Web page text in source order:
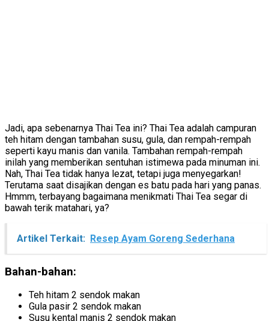
Jadi, apa sebenarnya Thai Tea ini? Thai Tea adalah campuran
teh hitam dengan tambahan susu, gula, dan rempah-rempah
seperti kayu manis dan vanila. Tambahan rempah-rempah
inilah yang memberikan sentuhan istimewa pada minuman ini.
Nah, Thai Tea tidak hanya lezat, tetapi juga menyegarkan!
Terutama saat disajikan dengan es batu pada hari yang panas.
Hmmm, terbayang bagaimana menikmati Thai Tea segar di
bawah terik matahari, ya?
Artikel Terkait: Resep Ayam Goreng Sederhana
Bahan-bahan:
Teh hitam 2 sendok makan
Gula pasir 2 sendok makan
Susu kental manis 2 sendok makan